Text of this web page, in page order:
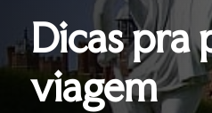
Dicas pra
viagem